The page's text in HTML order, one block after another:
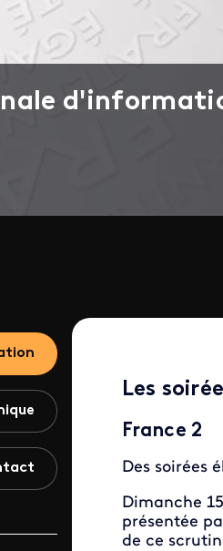
Les
France 2
Des soirées
Dimanche
présentée
de ce